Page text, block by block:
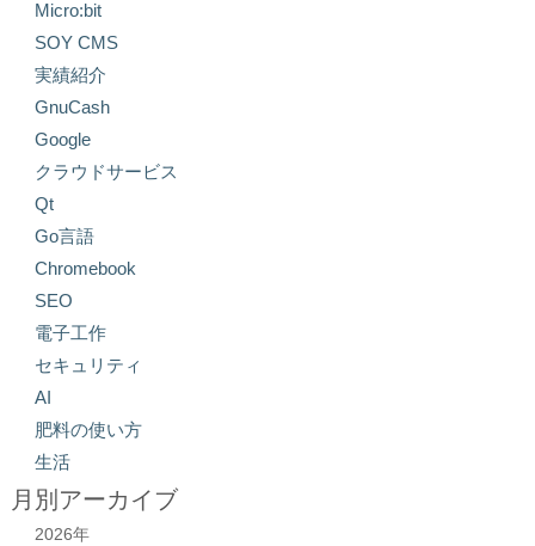
Micro:bit
SOY CMS
実績紹介
GnuCash
Google
クラウドサービス
Qt
Go言語
Chromebook
SEO
電子工作
セキュリティ
AI
肥料の使い方
生活
月別アーカイブ
2026年